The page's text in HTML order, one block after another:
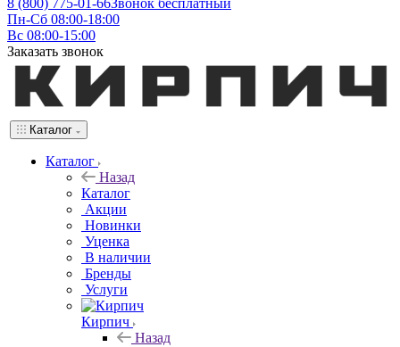
8 (800) 775-01-66Звонок бесплатный
Пн-Сб 08:00-18:00
Вс 08:00-15:00
Заказать звонок
Каталог
Каталог
Назад
Каталог
Акции
Новинки
Уценка
В наличии
Бренды
Услуги
Кирпич
Назад